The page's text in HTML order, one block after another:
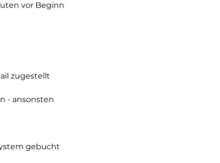
vor Beginn
zugestellt
- ansonsten
gebucht